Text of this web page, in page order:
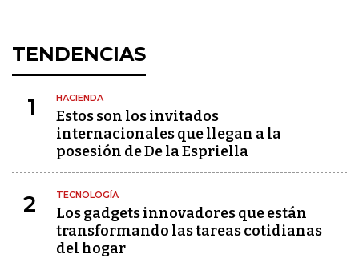
TENDENCIAS
1 HACIENDA
Estos son los invitados
internacionales que llegan a la
posesión de De la Espriella
2 TECNOLOGÍA
Los gadgets innovadores que están
transformando las tareas cotidianas
del hogar